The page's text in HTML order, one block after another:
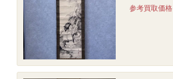
参考買取価格